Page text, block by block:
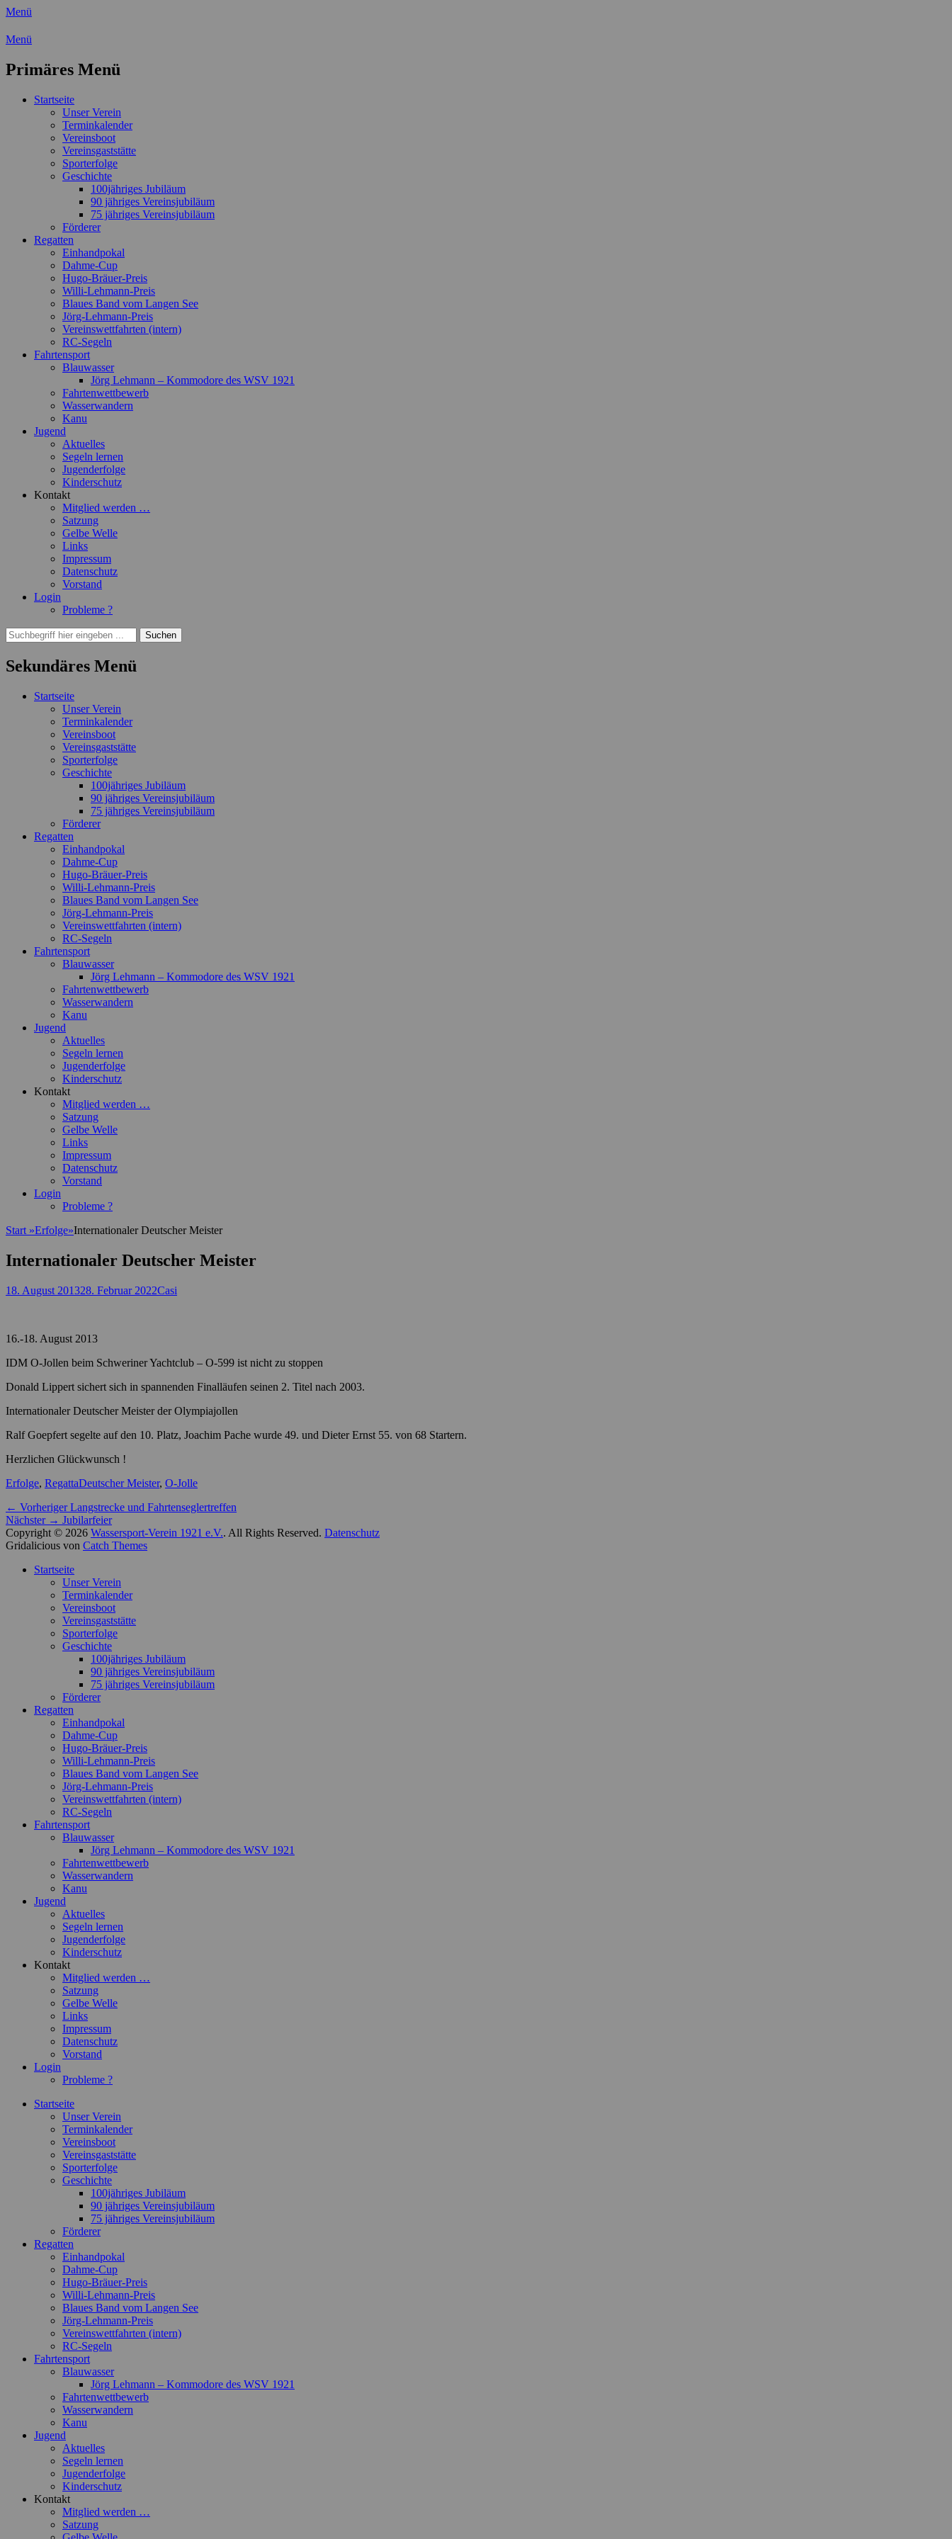
Menü
Wassersport-Verein 1921 e.V.
Menü
Primäres Menü
Zum
Startseite
Unser Verein
Terminkalender
Vereinsboot
Vereinsgaststätte
Sporterfolge
Geschichte
100jähriges Jubiläum
90 jähriges Vereinsjubiläum
75 jähriges Vereinsjubiläum
Förderer
Regatten
Einhandpokal
Dahme-Cup
Hugo-Bräuer-Preis
Willi-Lehmann-Preis
Blaues Band vom Langen See
Jörg-Lehmann-Preis
Vereinswettfahrten (intern)
RC-Segeln
Fahrtensport
Blauwasser
Jörg Lehmann – Kommodore des WSV 1921
Fahrtenwettbewerb
Wasserwandern
Kanu
Jugend
Aktuelles
Segeln lernen
Jugenderfolge
Kinderschutz
Kontakt
Mitglied werden …
Satzung
Gelbe Welle
Links
Impressum
Datenschutz
Vorstand
Login
Probleme ?
Suchen
Suchen
nach:
Sekundäres Menü
Zum
Startseite
Unser Verein
Terminkalender
Vereinsboot
Vereinsgaststätte
Sporterfolge
Geschichte
100jähriges Jubiläum
90 jähriges Vereinsjubiläum
75 jähriges Vereinsjubiläum
Förderer
Regatten
Einhandpokal
Dahme-Cup
Hugo-Bräuer-Preis
Willi-Lehmann-Preis
Blaues Band vom Langen See
Jörg-Lehmann-Preis
Vereinswettfahrten (intern)
RC-Segeln
Fahrtensport
Blauwasser
Jörg Lehmann – Kommodore des WSV 1921
Fahrtenwettbewerb
Wasserwandern
Kanu
Jugend
Aktuelles
Segeln lernen
Jugenderfolge
Kinderschutz
Kontakt
Mitglied werden …
Satzung
Gelbe Welle
Links
Impressum
Datenschutz
Vorstand
Login
Probleme ?
Start »Erfolge»Internationaler Deutscher Meister
Internationaler Deutscher Meister
Posted
18. August 201328. Februar 2022Autor
Casi
16.-18. August 2013
IDM O-Jollen beim Schweriner Yachtclub – O-599 ist nicht zu stoppen
Donald Lippert sichert sich in spannenden Finalläufen seinen 2. Titel nach 2003.
Internationaler Deutscher Meister der Olympiajollen
Ralf Goepfert segelte auf den 10. Platz, Joachim Pache wurde 49. und Dieter Ernst 55. von 68 Startern.
Herzlichen Glückwunsch !
Kategorien
Erfolge, RegattaSchlagworte
Deutscher Meister, O-Jolle
Beitragsnavigation
← Vorheriger Vorheriger
Beitrag:
Langstrecke und Fahrtenseglertreffen
Nächster → Nächster
Beitrag:
Jubilarfeier
Copyright © 2026 Wassersport-Verein 1921 e.V.. All Rights Reserved. Datenschutz
Gridalicious von Catch Themes
oben
Startseite
Unser Verein
Terminkalender
Vereinsboot
Vereinsgaststätte
Sporterfolge
Geschichte
100jähriges Jubiläum
90 jähriges Vereinsjubiläum
75 jähriges Vereinsjubiläum
Förderer
Regatten
Einhandpokal
Dahme-Cup
Hugo-Bräuer-Preis
Willi-Lehmann-Preis
Blaues Band vom Langen See
Jörg-Lehmann-Preis
Vereinswettfahrten (intern)
RC-Segeln
Fahrtensport
Blauwasser
Jörg Lehmann – Kommodore des WSV 1921
Fahrtenwettbewerb
Wasserwandern
Kanu
Jugend
Aktuelles
Segeln lernen
Jugenderfolge
Kinderschutz
Kontakt
Mitglied werden …
Satzung
Gelbe Welle
Links
Impressum
Datenschutz
Vorstand
Login
Probleme ?
Startseite
Unser Verein
Terminkalender
Vereinsboot
Vereinsgaststätte
Sporterfolge
Geschichte
100jähriges Jubiläum
90 jähriges Vereinsjubiläum
75 jähriges Vereinsjubiläum
Förderer
Regatten
Einhandpokal
Dahme-Cup
Hugo-Bräuer-Preis
Willi-Lehmann-Preis
Blaues Band vom Langen See
Jörg-Lehmann-Preis
Vereinswettfahrten (intern)
RC-Segeln
Fahrtensport
Blauwasser
Jörg Lehmann – Kommodore des WSV 1921
Fahrtenwettbewerb
Wasserwandern
Kanu
Jugend
Aktuelles
Segeln lernen
Jugenderfolge
Kinderschutz
Kontakt
Mitglied werden …
Satzung